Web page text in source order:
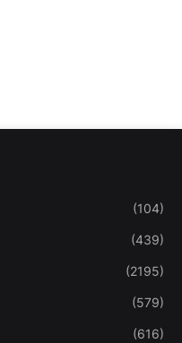
(104)
(439)
(2195)
(579)
(616)